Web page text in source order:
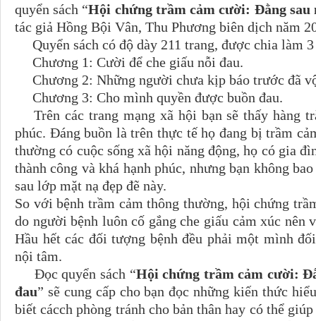
quyển sách “Hội chứng trầm cảm cười: Đằng
tác giả Hồng Bội Vân, Thu Phương biên dịch năm
Quyển sách có độ dày 211 trang, được chia làm
Chương 1: Cười để che giấu nỗi đau.
Chương 2: Những người chưa kịp báo trước đã
Chương 3: Cho mình quyền được buồn đau.
Trên các trang mạng xã hội bạn sẽ thấy hàng
phúc. Đáng buồn là trên thực tế họ đang bị trầm
thường có cuộc sống xã hội năng động, họ có gia
thành công và khá hạnh phúc, nhưng bạn không
sau lớp mặt nạ đẹp đẽ này.
So với bệnh trầm cảm thông thường, hội chứng
do người bệnh luôn cố gắng che giấu cảm xúc nên
Hầu hết các đối tượng bệnh đều phải một mình
nội tâm.
Đọc quyển sách “Hội chứng trầm cảm cười:
đau” sẽ cung cấp cho bạn đọc những kiến thức
biết cácch phòng tránh cho bản thân hay có thể